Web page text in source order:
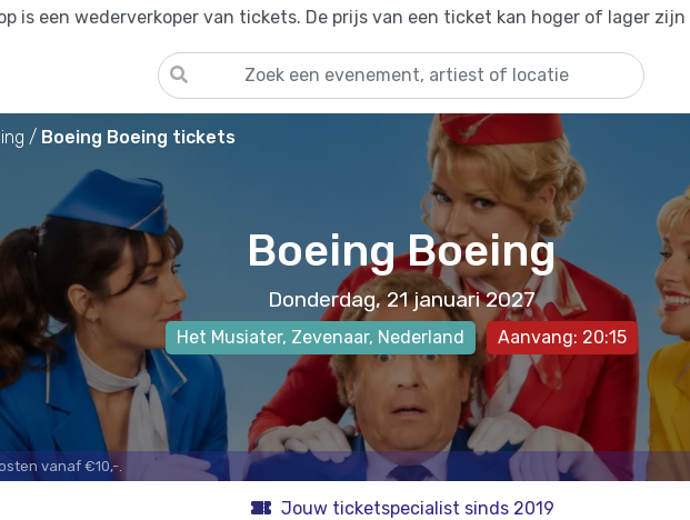
is een wederverkoper van tickets. De prijs van een ticket kan hoger of lager
Boeing Boeing tickets
Boeing Boeing
Donderdag, 21 januari 2027
Het Musiater, Zevenaar, Nederland Aanvang: 20:15
vanaf €10,-.
Jouw ticketspecialist sinds 2019